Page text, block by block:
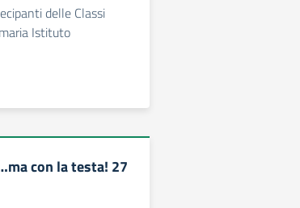
delle Classi
Istituto
con la testa! 27